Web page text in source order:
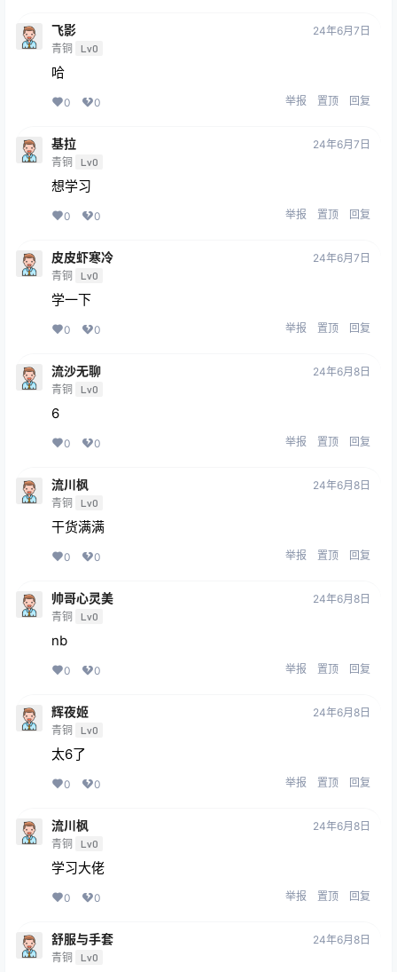
飞影
青铜 Lv0
24年6月7日
哈
0 0 举报 置顶 回复
基拉
青铜 Lv0
24年6月7日
想学习
0 0 举报 置顶 回复
皮皮虾寒冷
青铜 Lv0
24年6月7日
学一下
0 0 举报 置顶 回复
流沙无聊
青铜 Lv0
24年6月8日
6
0 0 举报 置顶 回复
流川枫
青铜 Lv0
24年6月8日
干货满满
0 0 举报 置顶 回复
帅哥心灵美
青铜 Lv0
24年6月8日
nb
0 0 举报 置顶 回复
辉夜姬
青铜 Lv0
24年6月8日
太6了
0 0 举报 置顶 回复
流川枫
青铜 Lv0
24年6月8日
学习大佬
0 0 举报 置顶 回复
舒服与手套
青铜 Lv0
24年6月8日